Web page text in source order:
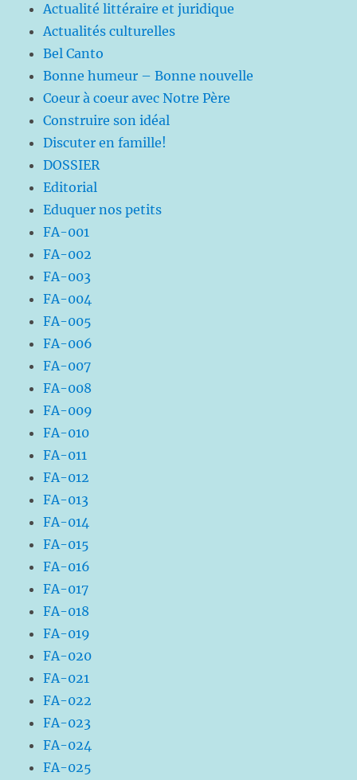
Actualité littéraire et juridique
Actualités culturelles
Bel Canto
Bonne humeur – Bonne nouvelle
Coeur à coeur avec Notre Père
Construire son idéal
Discuter en famille!
DOSSIER
Editorial
Eduquer nos petits
FA-001
FA-002
FA-003
FA-004
FA-005
FA-006
FA-007
FA-008
FA-009
FA-010
FA-011
FA-012
FA-013
FA-014
FA-015
FA-016
FA-017
FA-018
FA-019
FA-020
FA-021
FA-022
FA-023
FA-024
FA-025